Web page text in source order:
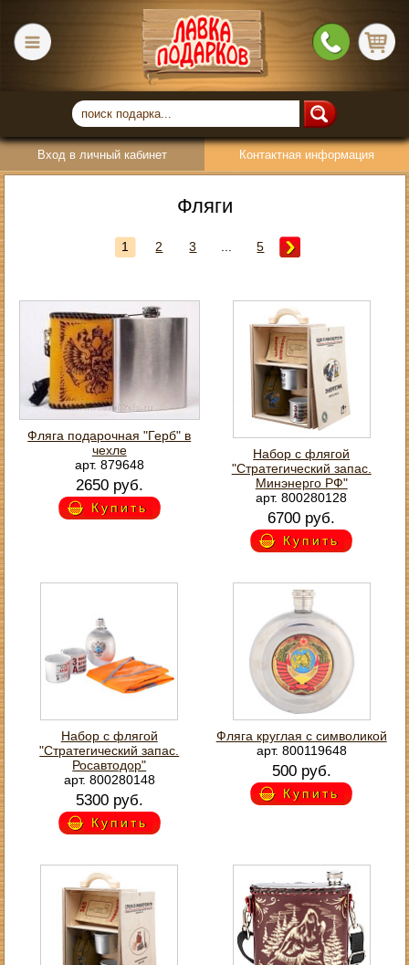
Вход в личный кабинет Контактная информация
Фляги
1 2 3 5
Фляга подарочная "Герб" в
чехле
арт. 879648
2650 руб.
Купить
Набор с флягой
"Стратегический запас.
Минэнерго РФ"
арт. 800280128
6700 руб.
Купить
Набор с флягой
"Стратегический запас.
Росавтодор"
арт. 800280148
5300 руб.
Купить
Фляга круглая с символикой
арт. 800119648
500 руб.
Купить